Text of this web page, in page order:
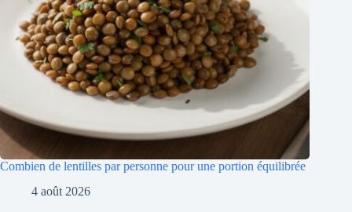
Combien de lentilles par personne pour une portion équilibrée
4 août 2026